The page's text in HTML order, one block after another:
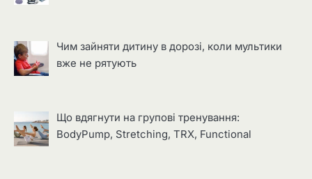
Чим зайняти дитину в дорозі, коли мультики
вже не рятують
Що вдягнути на групові тренування:
BodyPump, Stretching, TRX, Functional